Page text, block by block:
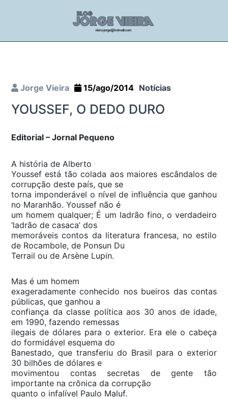
Jorge Vieira 15/ago/2014 Notícias
YOUSSEF, O DEDO DURO
Editorial – Jornal Pequeno
A história de Alberto
Youssef está tão colada aos maiores escândalos de
corrupção deste país, que se
torna imponderável o nível de influência que ganhou
no Maranhão. Youssef não é
um homem qualquer; É um ladrão fino, o verdadeiro
‘ladrão de casaca’ dos
memoráveis contos da literatura francesa, no estilo
de Rocambole, de Ponsun Du
Terrail ou de Arsène Lupin.
Mas é um homem
exageradamente conhecido nos bueiros das contas
públicas, que ganhou a
confiança da classe política aos 30 anos de idade,
em 1990, fazendo remessas
ilegais de dólares para o exterior. Era ele o cabeça
do formidável esquema do
Banestado, que transferiu do Brasil para o exterior
30 bilhões de dólares e
movimentou contas secretas de gente tão
importante na crônica da corrupção
quanto o infalível Paulo Maluf.